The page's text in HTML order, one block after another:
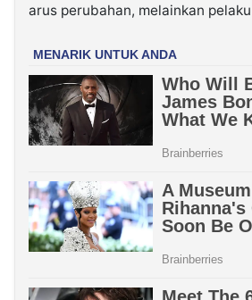
arus perubahan, melainkan